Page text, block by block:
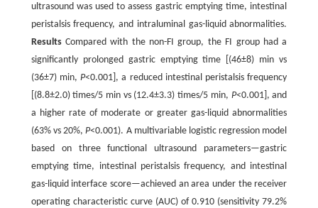
ultrasound was used to assess gastric emptying time, intestinal
peristalsis frequency, and intraluminal gas-liquid abnormalities.
ResultsCompared with the non-FI group, the FI group had a
significantly prolonged gastric emptying time [(46±8) min vs
(36±7) min,P<0.001], a reduced intestinal peristalsis frequency
[(8.8±2.0) times/5 min vs (12.4±3.3) times/5 min, P<0.001], and
a higher rate of moderate or greater gas-liquid abnormalities
(63% vs 20%,P<0.001). A multivariable logistic regression model
based on three functional ultrasound parameters—gastric
emptying time, intestinal peristalsis frequency, and intestinal
gas-liquid interface score—achieved an area under the receiver
operating characteristic curve (AUC) of 0.910 (sensitivity 79.2%